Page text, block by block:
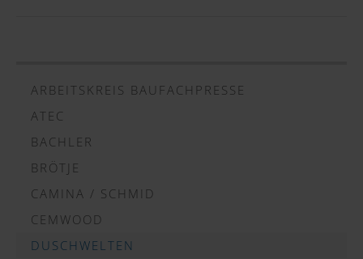
ARBEITSKREIS BAUFACHPRESSE
ATEC
BACHLER
BRÖTJE
CAMINA / SCHMID
CEMWOOD
DUSCHWELTEN